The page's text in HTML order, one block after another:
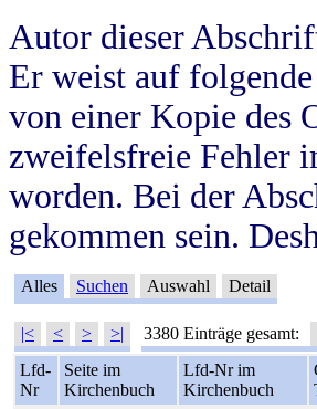
Autor dieser
Er weist auf
von einer Kopie des
zweifelsfreie Fehler
worden. Bei der
gekommen sein.
Alles Suchen Auswahl Detail
|< < > >| 3380 Einträge gesamt:
Lfd-
Nr
Seite im
Kirchenbuch
Lfd-Nr im
Kirchenbuch